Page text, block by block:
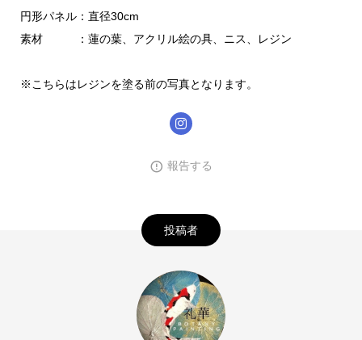
円形パネル：直径30cm
素材 ：蓮の葉、アクリル絵の具、ニス、レジン
※こちらはレジンを塗る前の写真となります。
報告する
投稿者